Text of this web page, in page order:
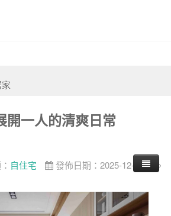
開一人的清爽日常
自住宅
發佈日期：2025-12-27